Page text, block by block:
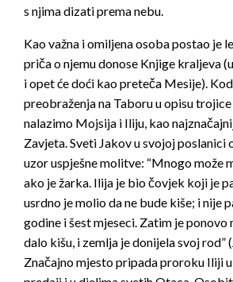
s njima dizati prema nebu.
Kao važna i omiljena osoba postao je
priča o njemu donose Knjige kraljeva
i opet će doći kao preteča Mesije).
preobraženja na Taboru u opisu
nalazimo Mojsija i Iliju, kao
Zavjeta. Sveti Jakov u svojoj poslanici
uzor uspješne molitve: “Mnogo može
ako je žarka. Ilija je bio čovjek koji je
usrdno je molio da ne bude kiše; i nije
godine i šest mjeseci. Zatim je ponovo
dalo kišu, i zemlja je donijela svoj rod”
Značajno mjesto pripada proroku Iliji